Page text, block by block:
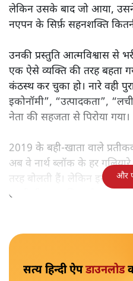
मोदी सरकार का बजट 2026 बड़े
और ठहरे फैसलों के बीच बजट की
बजट पेश करने उठीं तो वे
लेकिन उसके बाद जो आया, उसने
नएपन के सिर्फ़ सहनशक्ति
कंठस्थ कर चुका हो। नारे वही
इकोनॉमी”, “उत्पादकता”,
नेता की सहजता से पिरोया गया।